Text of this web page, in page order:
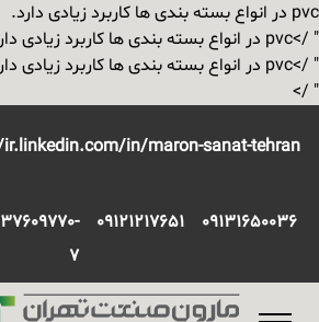
pvc در انواع بسته بندی ها کاربرد زیادی دارد.
" />pvc در انواع بسته بندی ها کاربرد زیادی دارد.
" />pvc در انواع بسته بندی ها کاربرد زیادی دارد.
" />
in/maron-sanat-tehran
09131650036
09121217651
7